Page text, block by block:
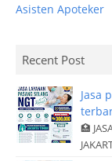
Asisten Apoteker
Recent Post
Jasa
🏥